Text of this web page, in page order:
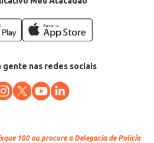
gente nas redes sociais
100 ou procure a Delegacia de Polícia